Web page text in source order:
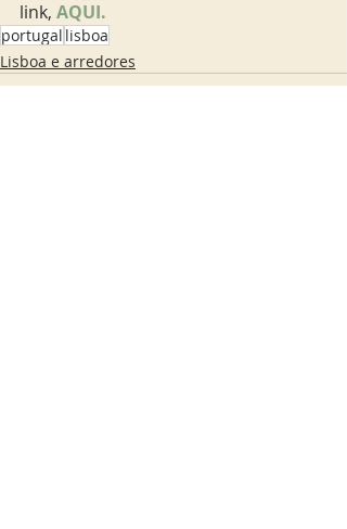
link, AQUI.
portugal lisboa
Lisboa e arredores